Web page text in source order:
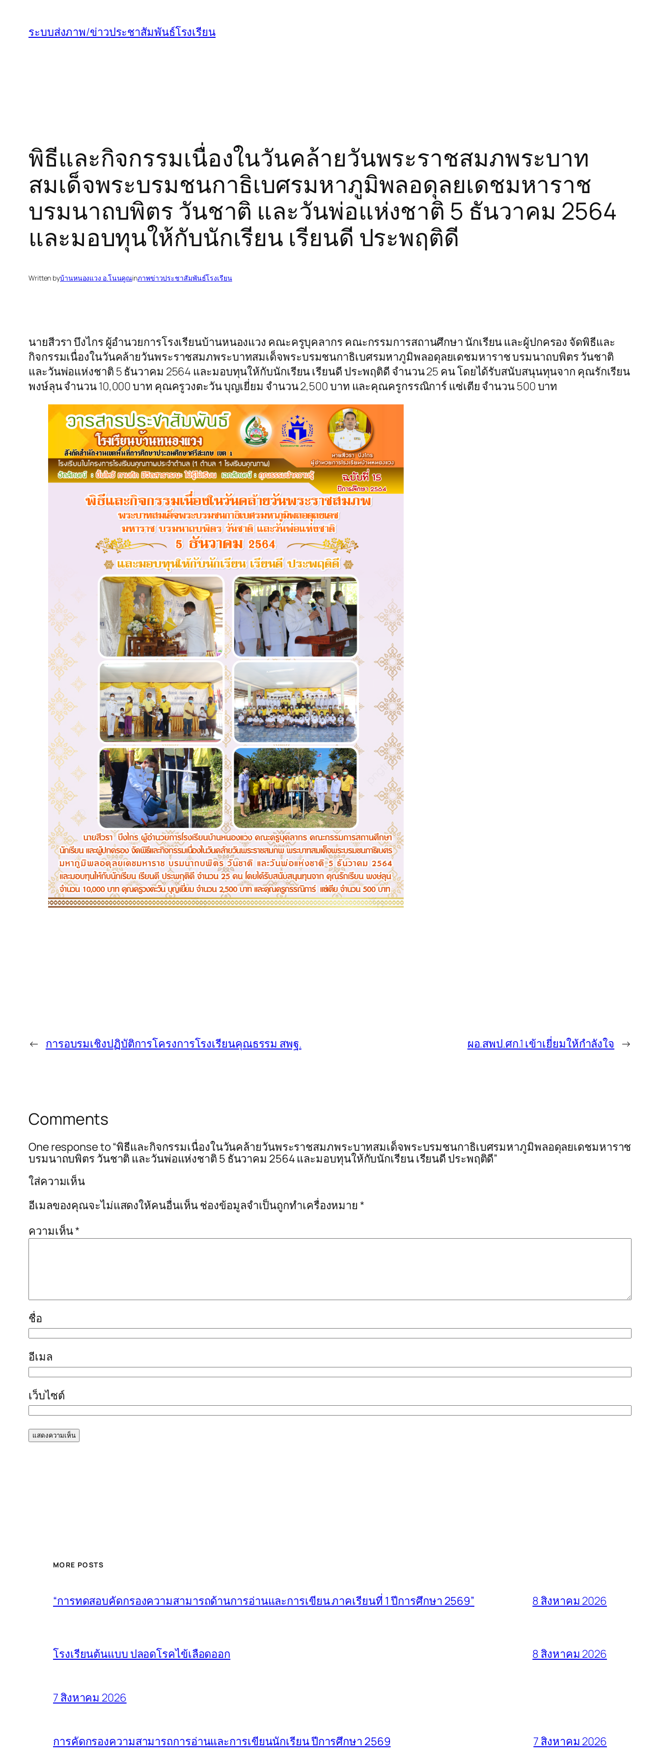
ระบบส่งภาพ/ข่าวประชาสัมพันธ์โรงเรียน
พิธีและกิจกรรมเนื่องในวันคล้ายวันพระราชสมภพระบาท
สมเด็จพระบรมชนกาธิเบศรมหาภูมิพลอดุลยเดชมหาราช
บรมนาถบพิตร วันชาติ และวันพ่อแห่งชาติ 5 ธันวาคม 2564
และมอบทุนให้กับนักเรียน เรียนดี ประพฤติดี
Written byบ้านหนองแวง อ.โนนคูณinภาพข่าวประชาสัมพันธ์โรงเรียน
นายสีวรา บึงไกร ผู้อำนวยการโรงเรียนบ้านหนองแวง คณะครูบุคลากร คณะกรรมการสถานศึกษา นักเรียน และผู้ปกครอง จัดพิธีและ
กิจกรรมเนื่องในวันคล้ายวันพระราชสมภพระบาทสมเด็จพระบรมชนกาธิเบศรมหาภูมิพลอดุลยเดชมหาราช บรมนาถบพิตร วันชาติ
และวันพ่อแห่งชาติ 5 ธันวาคม 2564 และมอบทุนให้กับนักเรียน เรียนดี ประพฤติดี จำนวน 25 คน โดยได้รับสนับสนุนทุนจาก คุณรักเรียน
พงษ์ลุน จำนวน 10,000 บาท คุณครูวงตะวัน บุญเยี่ยม จำนวน 2,500 บาท และคุณครูกรรณิการ์ แซ่เตีย จำนวน 500 บาท
← การอบรมเชิงปฏิบัติการโครงการโรงเรียนคุณธรรม สพฐ. ผอ.สพป.ศก.1 เข้าเยี่ยมให้กำลังใจ →
Comments
One response to “พิธีและกิจกรรมเนื่องในวันคล้ายวันพระราชสมภพระบาทสมเด็จพระบรมชนกาธิเบศรมหาภูมิพลอดุลยเดชมหาราช
บรมนาถบพิตร วันชาติ และวันพ่อแห่งชาติ 5 ธันวาคม 2564 และมอบทุนให้กับนักเรียน เรียนดี ประพฤติดี”
ใส่ความเห็น
อีเมลของคุณจะไม่แสดงให้คนอื่นเห็นช่องข้อมูลจำเป็นถูกทำเครื่องหมาย *
ความเห็น*
ชื่อ
อีเมล
เว็บไซต์
MORE POSTS
“การทดสอบคัดกรองความสามารถด้านการอ่านและการเขียน ภาคเรียนที่ 1 ปีการศึกษา 2569” 8 สิงหาคม 2026
โรงเรียนต้นแบบ ปลอดโรคไข้เลือดออก 8 สิงหาคม 2026
7 สิงหาคม 2026
การคัดกรองความสามารถการอ่านและการเขียนนักเรียน ปีการศึกษา 2569 7 สิงหาคม 2026